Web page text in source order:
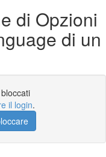
di Opzioni
di un
il login.